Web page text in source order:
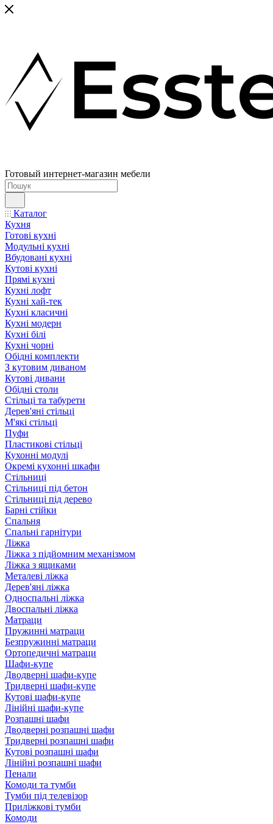
Готовый интернет-магазин мебели
Каталог
Кухня
Готові кухні
Модульні кухні
Вбудовані кухні
Кутові кухні
Прямі кухні
Кухні лофт
Кухні хай-тек
Кухні класичні
Кухні модерн
Кухні білі
Кухні чорні
Обідні комплекти
З кутовим диваном
Кутові дивани
Обідні столи
Стільці та табурети
Дерев'яні стільці
М'які стільці
Пуфи
Пластикові стільці
Кухонні модулі
Окремі кухонні шкафи
Стільниці
Стільниці під бетон
Стільниці під дерево
Барні стійки
Спальня
Спальні гарнітури
Ліжка
Ліжка з підйомним механізмом
Ліжка з ящиками
Металеві ліжка
Дерев'яні ліжка
Односпальні ліжка
Двоспальні ліжка
Матраци
Пружинні матраци
Безпружинні матраци
Ортопедичні матраци
Шафи-купе
Дводверні шафи-купе
Тридверні шафи-купе
Кутові шафи-купе
Лінійні шафи-купе
Розпашні шафи
Дводверні розпашні шафи
Тридверні розпашні шафи
Кутові розпашні шафи
Лінійні розпашні шафи
Пенали
Комоди та тумби
Тумби під телевізор
Приліжкові тумби
Комоди